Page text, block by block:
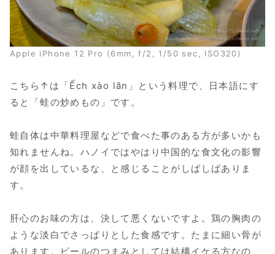
Apple iPhone 12 Pro (6mm, f/2, 1/50 sec, ISO320)
こちら↑は「Ếch xào lăn」という料理で、日本語にす
ると「蛙の炒めもの」です。
蛙自体は中華料理屋などで食べた事のある方が多いかも
知れませんね。ハノイではやはり中国的な食文化の影響
が顔を出しているな、と感じることがしばしばありま
す。
肝心のお味の方は、決して悪くないですよ。鶏の胸肉の
ような淡白でさっぱりとした食感です。たまに細い骨が
あります。ビールのつまみとしては結構イケる方なの